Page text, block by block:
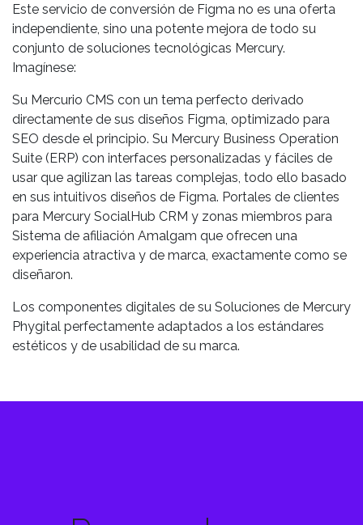
Este servicio de conversión de Figma no es una oferta
independiente, sino una potente mejora de todo su
conjunto de soluciones tecnológicas Mercury.
Imagínese:
Su Mercurio CMS con un tema perfecto derivado
directamente de sus diseños Figma, optimizado para
SEO desde el principio. Su Mercury Business Operation
Suite (ERP) con interfaces personalizadas y fáciles de
usar que agilizan las tareas complejas, todo ello basado
en sus intuitivos diseños de Figma. Portales de clientes
para Mercury SocialHub CRM y zonas miembros para
Sistema de afiliación Amalgam que ofrecen una
experiencia atractiva y de marca, exactamente como se
diseñaron.
Los componentes digitales de su Soluciones de Mercury
Phygital perfectamente adaptados a los estándares
estéticos y de usabilidad de su marca.